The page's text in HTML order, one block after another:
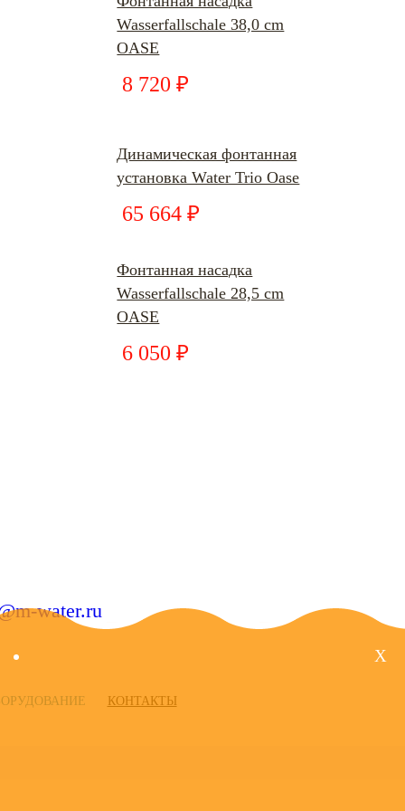
Wasserfallschale 38,0 cm
OASE
8 720 ₽
Динамическая фонтанная
установка Water Trio Oase
65 664 ₽
Фонтанная насадка
Wasserfallschale 28,5 cm
OASE
6 050 ₽
water.ru
КОНТАКТЫ
X